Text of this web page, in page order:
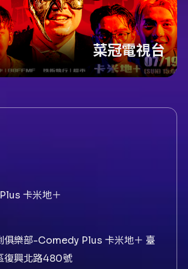
菜冠電視台
卡米地＋
俱樂部-Comedy Plus 卡米地＋ 臺
復興北路480號